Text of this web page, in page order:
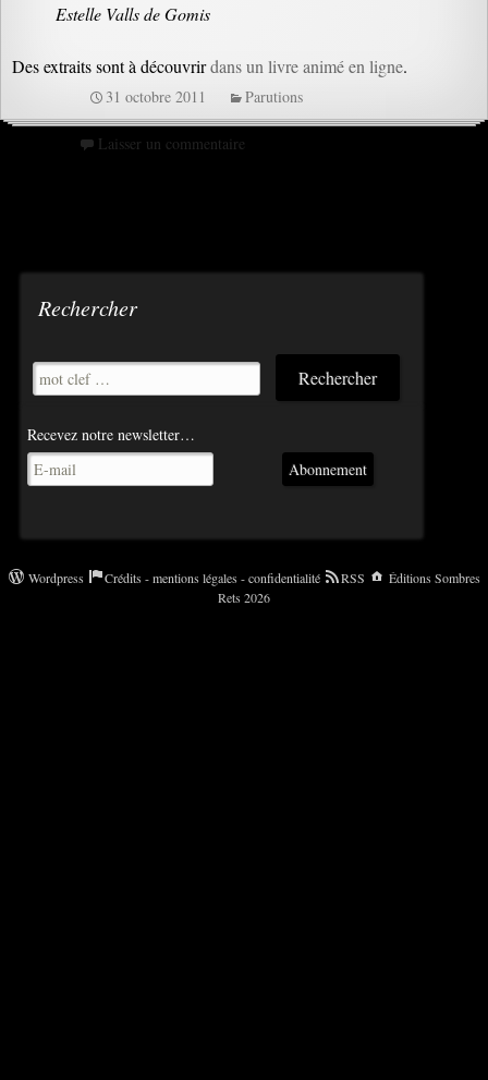
Estelle Valls de Gomis
Des extraits sont à découvrirdans un livre animé en ligne.
31 octobre 2011 Parutions
Laisser un commentaire
Rechercher
Recevez notre newsletter…
Abonnement
Wordpress Crédits - mentions légales - confidentialité RSS
Éditions Sombres
Rets 2026